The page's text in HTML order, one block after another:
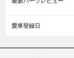
愛車登録日